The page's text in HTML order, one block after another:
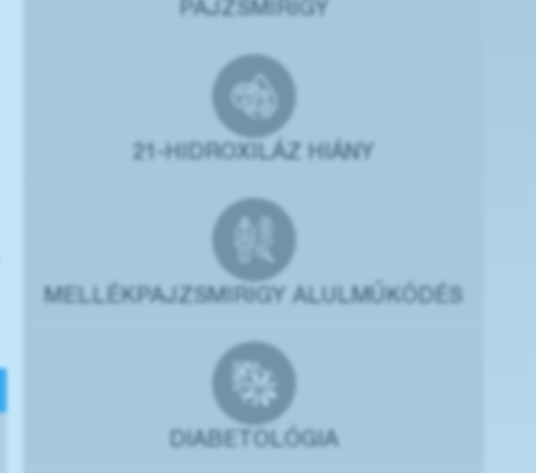
PAJZSMIRIGY
21-HIDROXILÁZ HIÁNY
MELLÉKPAJZSMIRIGY ALULMŰKÖDÉS
DIABETOLÓGIA